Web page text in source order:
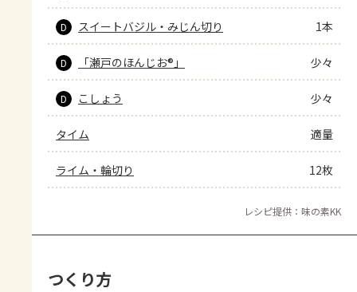
D スイートバジル・みじん切り 1本
D 「瀬戸のほんじお®」 少々
D こしょう 少々
タイム 適量
ライム・輪切り 12枚
レシピ提供：味の素KK
つくり方